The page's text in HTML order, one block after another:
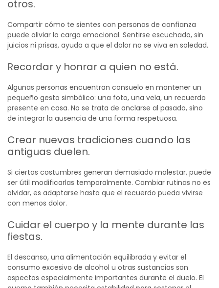
otros.
Compartir cómo te sientes con personas de confianza
puede aliviar la carga emocional. Sentirse escuchado, sin
juicios ni prisas, ayuda a que el dolor no se viva en soledad.
Recordar y honrar a quien no está.
Algunas personas encuentran consuelo en mantener un
pequeño gesto simbólico: una foto, una vela, un recuerdo
presente en casa. No se trata de anclarse al pasado, sino
de integrar la ausencia de una forma respetuosa.
Crear nuevas tradiciones cuando las
antiguas duelen.
Si ciertas costumbres generan demasiado malestar, puede
ser útil modificarlas temporalmente. Cambiar rutinas no es
olvidar, es adaptarse hasta que el recuerdo pueda vivirse
con menos dolor.
Cuidar el cuerpo y la mente durante las
fiestas.
El descanso, una alimentación equilibrada y evitar el
consumo excesivo de alcohol u otras sustancias son
aspectos especialmente importantes durante el duelo. El